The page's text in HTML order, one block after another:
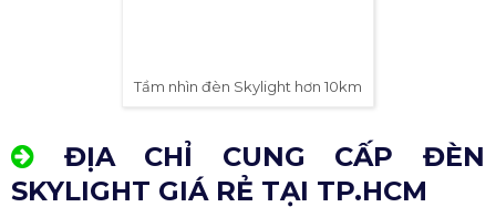
Vệ sinh và bảo trì đèn thường xuyên để đảm
bảo đèn luôn hoạt động tốt.